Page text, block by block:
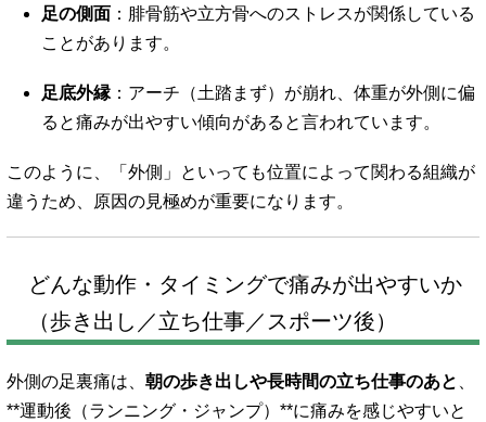
足の側面 ：腓骨筋や立方骨へのストレスが関係している
ことがあります。
足底外縁 ：アーチ（土踏まず）が崩れ、体重が外側に偏
ると痛みが出やすい傾向があると言われています。
このように、「外側」といっても位置によって関わる組織が
違うため、原因の見極めが重要になります。
どんな動作・タイミングで痛みが出やすいか
（歩き出し／立ち仕事／スポーツ後）
外側の足裏痛は、 朝の歩き出しや長時間の立ち仕事のあと
**運動後（ランニング・ジャンプ）**に痛みを感じやすいと